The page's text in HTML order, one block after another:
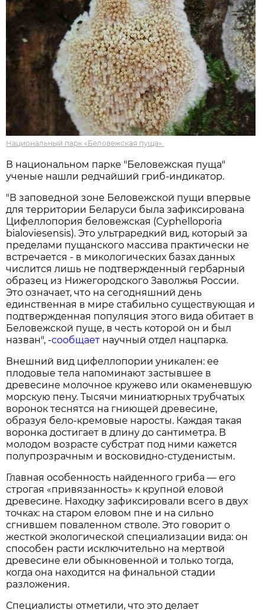
Национальный парк «Беловежская пуща».
В национальном парке "Беловежская пуща"
ученые нашли редчайший гриб-индикатор.
"В заповедной зоне Беловежской пущи впервые
для территории Беларуси была зафиксирована
Цифеллопория беловежская (Cyphelloporia
bialoviesensis). Это ультраредкий вид, который за
пределами пущанского массива практически не
встречается - в микологических базах данных
числится лишь не подтвержденный гербарный
образец из Нижегородского Заволжья России.
Это означает, что на сегодняшний день
единственная в мире стабильно существующая и
подтвержденная популяция этого вида обитает в
Беловежской пуще, в честь которой он и был
назван", -сообщает научный отдел нацпарка.
Внешний вид цифеллопории уникален: ее
плодовые тела напоминают застывшее в
древесине молочное кружево или окаменевшую
морскую пену. Тысячи миниатюрных трубчатых
воронок теснятся на гниющей древесине,
образуя бело-кремовые наросты. Каждая такая
воронка достигает в длину до сантиметра. В
молодом возрасте субстрат под ними кажется
полупрозрачным и восковидно-студенистым.
Главная особенность найденного гриба — его
строгая «привязанность» к крупной еловой
древесине. Находку зафиксировали всего в двух
точках: на старом еловом пне и на сильно
сгнившем поваленном стволе. Это говорит о
жесткой экологической специализации вида: он
способен расти исключительно на мертвой
древесине ели обыкновенной и только тогда,
когда она находится на финальной стадии
разложения.
Специалисты отметили, что это делает